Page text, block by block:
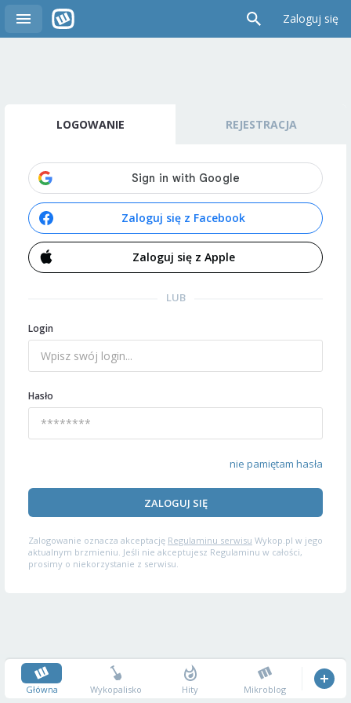
Zaloguj się
LOGOWANIE REJESTRACJA
Zaloguj się z Facebook
Zaloguj się z Apple
LUB
Login
Hasło
nie pamiętam hasła
ZALOGUJ SIĘ
Zalogowanie oznacza akceptację Regulaminu serwisu Wykop.pl w jego
aktualnym brzmieniu. Jeśli nie akceptujesz Regulaminu w całości,
prosimy o niekorzystanie z serwisu.
Główna Wykopalisko Hity Mikroblog